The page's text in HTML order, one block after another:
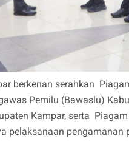
berkenan serahkan
Pemilu (Bawaslu)
Kampar, serta
pelaksanaan